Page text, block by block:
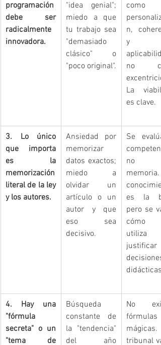
programación
debe ser
radicalmente
innovadora.
"idea genial";
miedo a que
tu trabajo sea
"demasiado
clásico" o
"poco original".
como
n,
y
no
La
es clave.
3. Lo único
que importa
es la
memorización
literal de la ley
y los autores.
Ansiedad por
memorizar
datos exactos;
miedo a
olvidar un
artículo o un
autor y que
eso sea
decisivo.
Se
no
es la
pero se
cómo
utiliza
justificar
decisiones
didácticas.
4. Hay una
"fórmula
secreta" o un
"tema de
Búsqueda
constante de
la "tendencia"
del año
No
fórmulas
tribunal